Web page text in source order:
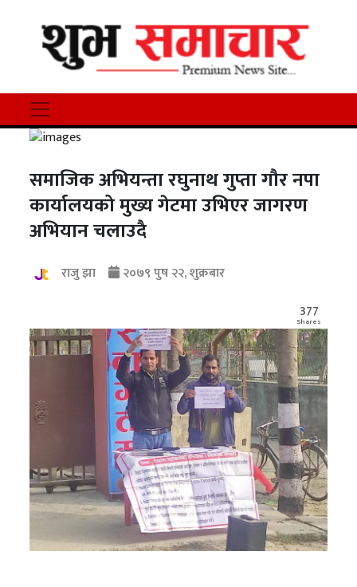
समाजिक अभियन्ता रघुनाथ गुप्ता गौर नपा
कार्यालयको मुख्य गेटमा उभिएर जागरण
अभियान चलाउदै
राजु झा
२०७९ पुष २२, शुक्रबार
377
Shares